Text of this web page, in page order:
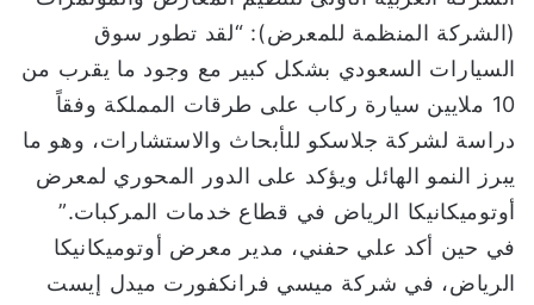
(الشركة المنظمة للمعرض): “لقد تطور سوق
السيارات السعودي بشكل كبير مع وجود ما يقرب من
10 ملايين سيارة ركاب على طرقات المملكة وفقاً
دراسة لشركة جلاسكو للأبحاث والاستشارات، وهو ما
يبرز النمو الهائل ويؤكد على الدور المحوري لمعرض
أوتوميكانيكا الرياض في قطاع خدمات المركبات.”
في حين أكد علي حفني، مدير معرض أوتوميكانيكا
الرياض، في شركة ميسي فرانكفورت ميدل إيست